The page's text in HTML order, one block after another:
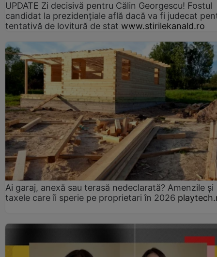
UPDATE Zi decisivă pentru Călin Georgescu! Fostul
candidat la prezidențiale află dacă va fi judecat
tentativă de lovitură de stat www.stirilekanald.ro
Ai garaj, anexă sau terasă nedeclarată? Amenzile și
taxele care îi sperie pe proprietari în 2026